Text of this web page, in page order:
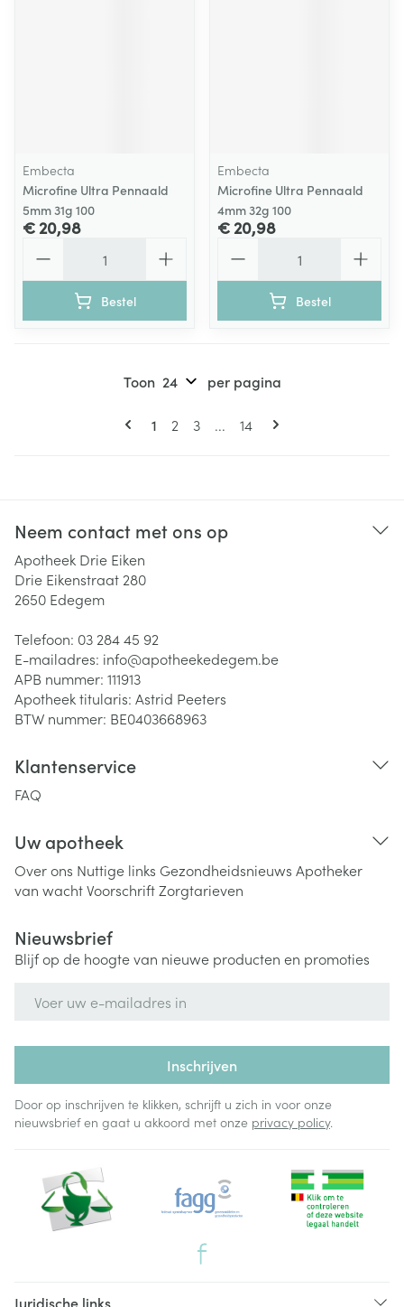
Embecta
Microfine Ultra Pennaald
5mm 31g 100
€ 20,98
Bestel
Embecta
Microfine Ultra Pennaald
4mm 32g 100
€ 20,98
Bestel
Pagina's
U lees momenteel pagina
1 Pagina
2 Pagina
3 ... Pagina
14
Toon per pagina
Neem contact met ons op
Apotheek Drie Eiken
Drie Eikenstraat 280
2650 Edegem
Telefoon: 03 284 45 92
E-mailadres: info@apotheekedegem.be
APB nummer: 111913
Apotheek titularis: Astrid Peeters
BTW nummer: BE0403668963
Klantenservice
FAQ
Uw apotheek
Over ons Nuttige links Gezondheidsnieuws Apotheker
van wachtVoorschriftZorgtarieven
Nieuwsbrief
Blijf op de hoogte van nieuwe producten en promoties
Inschrijven
Door op inschrijven te klikken, schrijft u zich in voor onze
nieuwsbrief en gaat u akkoord met onze privacy policy.
Juridische links